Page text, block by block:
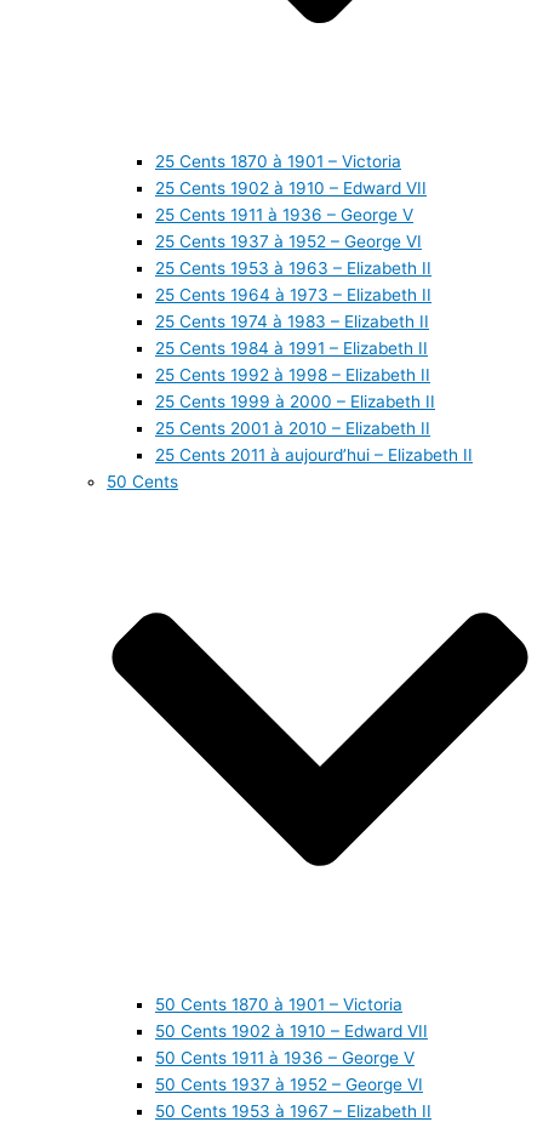
25 Cents 1870 à 1901 – Victoria
25 Cents 1902 à 1910 – Edward VII
25 Cents 1911 à 1936 – George V
25 Cents 1937 à 1952 – George VI
25 Cents 1953 à 1963 – Elizabeth II
25 Cents 1964 à 1973 – Elizabeth II
25 Cents 1974 à 1983 – Elizabeth II
25 Cents 1984 à 1991 – Elizabeth II
25 Cents 1992 à 1998 – Elizabeth II
25 Cents 1999 à 2000 – Elizabeth II
25 Cents 2001 à 2010 – Elizabeth II
25 Cents 2011 à aujourd’hui – Elizabeth II
50 Cents
50 Cents 1870 à 1901 – Victoria
50 Cents 1902 à 1910 – Edward VII
50 Cents 1911 à 1936 – George V
50 Cents 1937 à 1952 – George VI
50 Cents 1953 à 1967 – Elizabeth II